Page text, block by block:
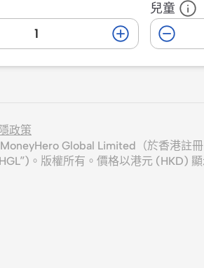
兒童
政策
MoneyHero Global Limited（於香港註
。版權所有。價格以港元 (HKD) 顯